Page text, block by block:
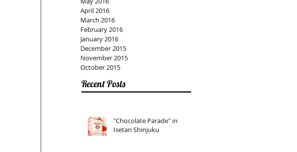
April 2016
March 2016
February 2016
January 2016
December 2015
November 2015
October 2015
Recent Posts
"Chocolate Parade" in
Isetan Shinjuku